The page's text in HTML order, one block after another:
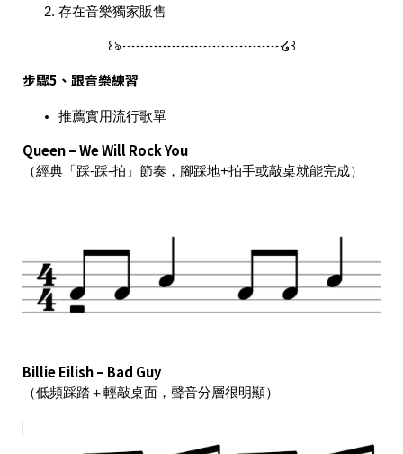
存在音樂獨家販售
꒰ঌ┈┈┈┈┈┈┈┈┈┈┈┈໒꒱
步驟5、跟音樂練習
推薦實用流行歌單
Queen – We Will Rock You
（經典「踩-踩-拍」節奏，腳踩地+拍手或敲桌就能完成）
Billie Eilish – Bad Guy
（低頻踩踏＋輕敲桌面，聲音分層很明顯）